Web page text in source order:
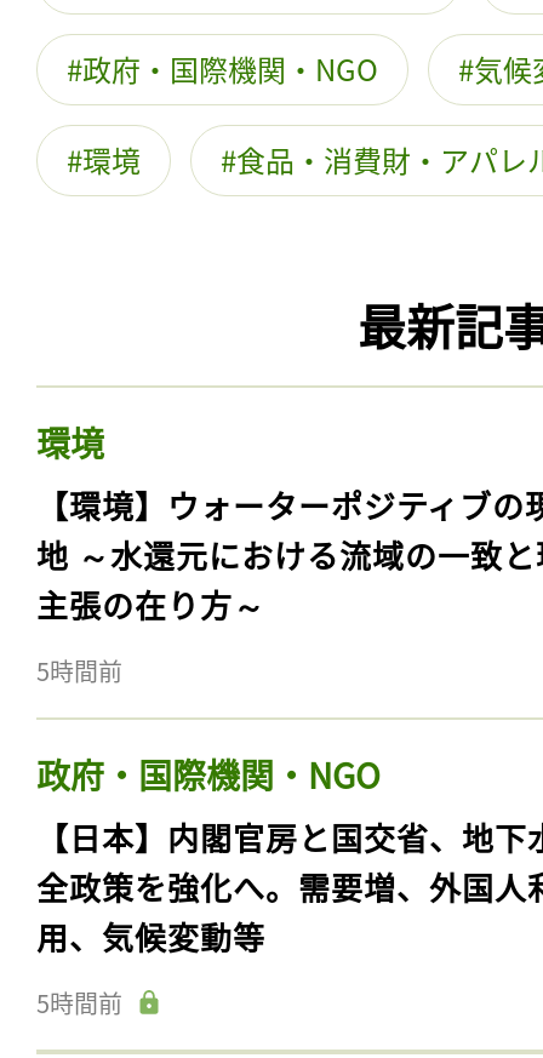
政府・国際機関・NGO 気候
環境 食品・消費財・アパレ
最新記
環境
【環境】ウォーターポジティブの
地 ～水還元における流域の一致
主張の在り方～
5時間前
政府・国際機関・NGO
【日本】内閣官房と国交省、地下
全政策を強化へ。需要増、外国人
用、気候変動等
5時間前